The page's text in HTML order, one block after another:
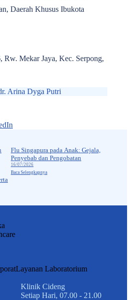
Daerah Khusus Ibukota
Mekar Jaya, Kec. Serpong,
Arina Dyga Putri
Vaksin Flu
Flu Singapura pada Anak: Gejala,
Penyebab dan Pengobatan
16/07/2026
Baca Selengkapnya
Layanan Laboratorium
Klinik Cideng
Setiap Hari, 07.00 - 21.00